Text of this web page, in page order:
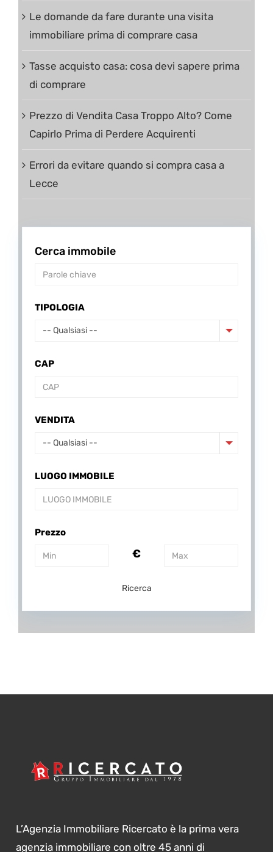
Le domande da fare durante una visita
immobiliare prima di comprare casa
Tasse acquisto casa: cosa devi sapere prima
di comprare
Prezzo di Vendita Casa Troppo Alto? Come
Capirlo Prima di Perdere Acquirenti
Errori da evitare quando si compra casa a
Lecce
Cerca immobile
TIPOLOGIA
-- Qualsiasi --
CAP
VENDITA
-- Qualsiasi --
LUOGO IMMOBILE
Prezzo
€
Ricerca
L’Agenzia Immobiliare Ricercato è la prima vera
agenzia immobiliare con oltre 45 anni di